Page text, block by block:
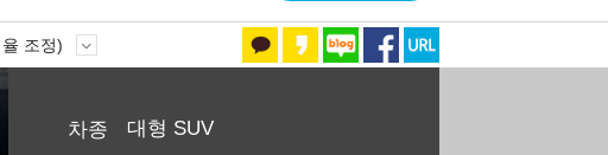
조정)
차종 대형 SUV